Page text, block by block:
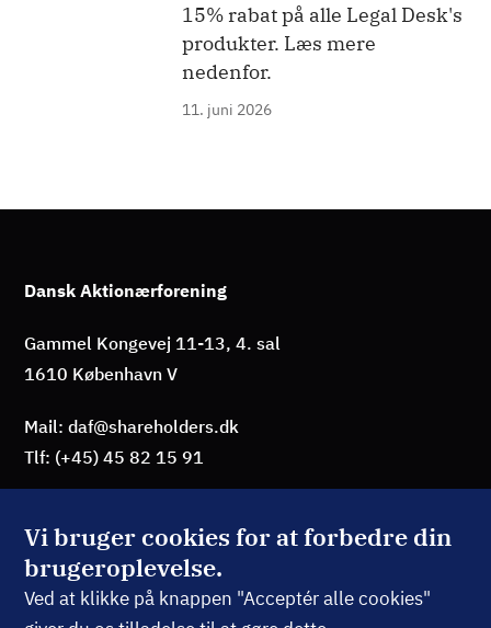
Vi bruger cookies for at forbedre din
brugeroplevelse.
Ved at klikke på knappen "Acceptér alle cookies"
15% rabat på alle Legal Desk's
produkter. Læs mere
nedenfor.
11. juni 2026
Dansk Aktionærforening
Gammel Kongevej 11-13, 4. sal
1610 København V
Mail: daf@shareholders.dk
Tlf: (+45) 45 82 15 91
BLIV MEDLEM